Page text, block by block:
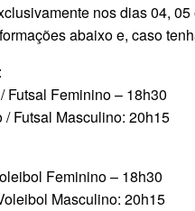
nos dias 04,
abaixo e, caso
Futsal Feminino – 18h30
Futsal Masculino: 20h15
Feminino – 18h30
Masculino: 20h15